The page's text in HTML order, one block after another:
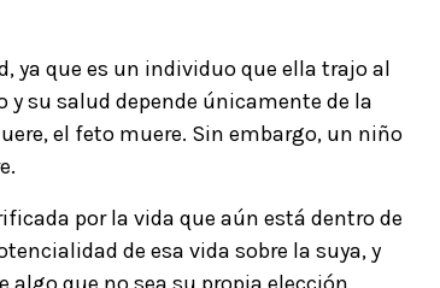
ya que es un individuo que ella trajo al
su salud depende únicamente de la
el feto muere. Sin embargo, un niño
por la vida que aún está dentro de
de esa vida sobre la suya, y